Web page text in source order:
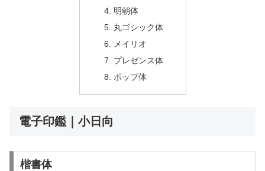
明朝体
丸ゴシック体
メイリオ
プレゼンス体
ポップ体
電子印鑑｜小日向
楷書体